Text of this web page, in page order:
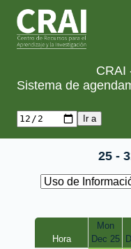
CRAI
Sistema de
25 -
Hora
Mon
Dec 25